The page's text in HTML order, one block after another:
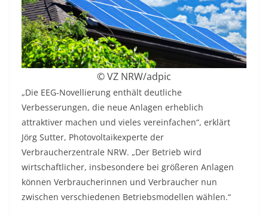
© VZ NRW/adpic
„Die EEG-Novellierung enthält deutliche
Verbesserungen, die neue Anlagen erheblich
attraktiver machen und vieles vereinfachen“, erklärt
Jörg Sutter, Photovoltaikexperte der
Verbraucherzentrale NRW. „Der Betrieb wird
wirtschaftlicher, insbesondere bei größeren Anlagen
können Verbraucherinnen und Verbraucher nun
zwischen verschiedenen Betriebsmodellen wählen.“